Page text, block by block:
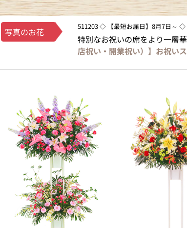
写真のお花 511203 ◇ 【最短お届日】8月7日～
特別なお祝いの席をより一層
店祝い・開業祝い）】お祝い